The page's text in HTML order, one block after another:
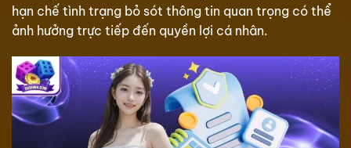
hạn chế tình trạng bỏ sót thông tin quan trọng có thể
ảnh hưởng trực tiếp đến quyền lợi cá nhân.